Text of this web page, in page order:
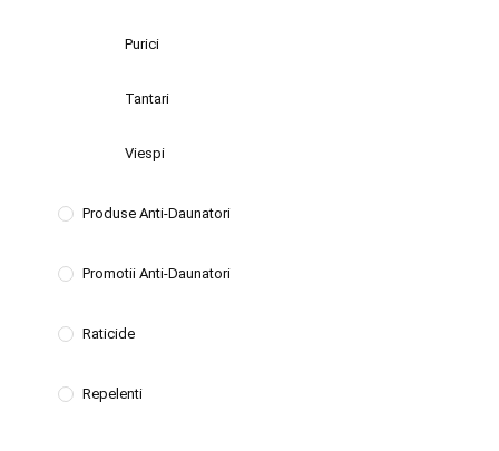
Purici
Tantari
Viespi
Produse Anti-Daunatori
Promotii Anti-Daunatori
Raticide
Repelenti